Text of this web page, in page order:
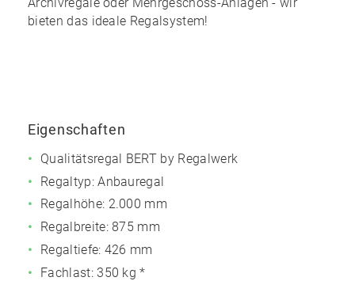
bieten das ideale Regalsystem!
Eigenschaften
Qualitätsregal BERT by Regalwerk
Regaltyp: Anbauregal
Regalhöhe: 2.000 mm
Regalbreite: 875 mm
Regaltiefe: 426 mm
Fachlast: 350 kg *